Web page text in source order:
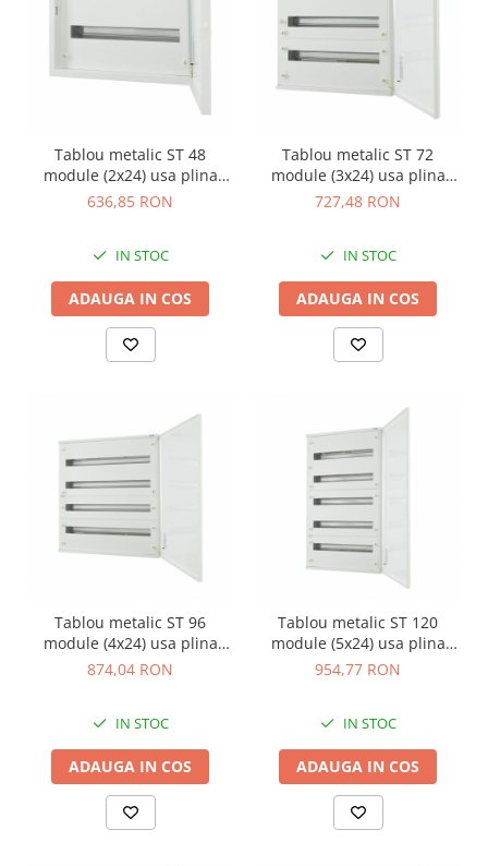
Tablou metalic ST 48
module (2x24) usa plina
IP30 Eaton alb BF-U-2/48-C
636,85 RON
IN STOC
ADAUGA IN COS
Tablou metalic ST 72
module (3x24) usa plina
IP30 Eaton alb BF-U-3/72-C
727,48 RON
IN STOC
ADAUGA IN COS
Tablou metalic ST 96
module (4x24) usa plina
IP30 Eaton alb BF-U-4/96-C
874,04 RON
IN STOC
ADAUGA IN COS
Tablou metalic ST 120
module (5x24) usa plina
IP30 Eaton alb BF-U-5/120-C
954,77 RON
IN STOC
ADAUGA IN COS